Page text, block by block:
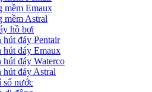
mềm Emaux
mềm Astral
hồ bơi
hút đáy Pentair
hút đáy Emaux
hút đáy Waterco
hút đáy Astral
số nước